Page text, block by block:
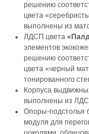
решению
цвета
выполнены из
ЛДСП цвета
элементов
решению
цвета «черный
тонированного
Корпуса
выполнены из
Опоры-подстолья
модуля для